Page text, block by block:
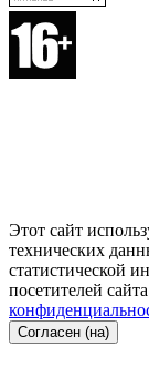
Этот сайт
технических
статистической
посетителей
Согласен (на)